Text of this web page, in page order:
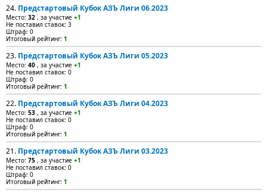
24. Предстартовый Кубок АЗЪ Лиги 06.2023
Место: 32 , за участие +1
Не поставил ставок: 3
Штраф: 0
Итоговый рейтинг: 1
23. Предстартовый Кубок АЗЪ Лиги 05.2023
Место: 40 , за участие +1
Не поставил ставок: 0
Штраф: 0
Итоговый рейтинг: 1
22. Предстартовый Кубок АЗЪ Лиги 04.2023
Место: 53 , за участие +1
Не поставил ставок: 0
Штраф: 0
Итоговый рейтинг: 1
21. Предстартовый Кубок АЗЪ Лиги 03.2023
Место: 75 , за участие +1
Не поставил ставок: 0
Штраф: 0
Итоговый рейтинг: 1